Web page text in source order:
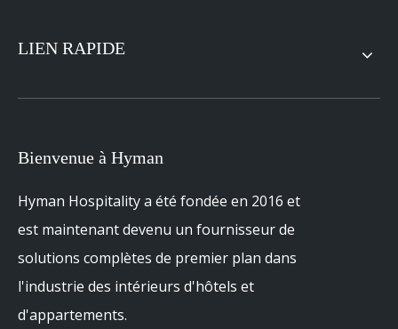
LIEN RAPIDE
Bienvenue à Hyman
Hyman Hospitality a été fondée en 2016 et
est maintenant devenu un fournisseur de
solutions complètes de premier plan dans
l'industrie des intérieurs d'hôtels et
d'appartements.